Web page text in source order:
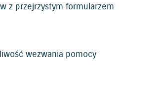
z przejrzystym formularzem
wezwania pomocy